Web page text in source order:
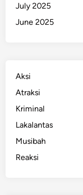
July 2025
June 2025
Aksi
Atraksi
Kriminal
Lakalantas
Musibah
Reaksi